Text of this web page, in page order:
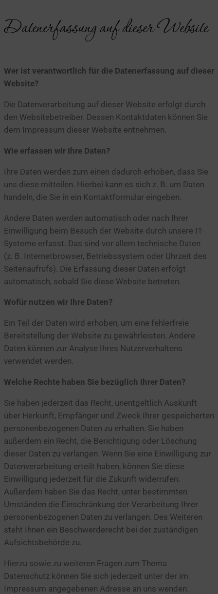
Datenerfassung auf dieser Website
Wer ist verantwortlich für die Datenerfassung auf dieser
Website?
Die Datenverarbeitung auf dieser Website erfolgt durch
den Websitebetreiber. Dessen Kontaktdaten können Sie
dem Impressum dieser Website entnehmen.
Wie erfassen wir Ihre Daten?
Ihre Daten werden zum einen dadurch erhoben, dass Sie
uns diese mitteilen. Hierbei kann es sich z. B. um Daten
handeln, die Sie in ein Kontaktformular eingeben.
Andere Daten werden automatisch oder nach Ihrer
Einwilligung beim Besuch der Website durch unsere IT-
Systeme erfasst. Das sind vor allem technische Daten
(z. B. Internetbrowser, Betriebssystem oder Uhrzeit des
Seitenaufrufs). Die Erfassung dieser Daten erfolgt
automatisch, sobald Sie diese Website betreten.
Wofür nutzen wir Ihre Daten?
Ein Teil der Daten wird erhoben, um eine fehlerfreie
Bereitstellung der Website zu gewährleisten. Andere
Daten können zur Analyse Ihres Nutzerverhaltens
verwendet werden.
Welche Rechte haben Sie bezüglich Ihrer Daten?
Sie haben jederzeit das Recht, unentgeltlich Auskunft
über Herkunft, Empfänger und Zweck Ihrer gespeicherten
personenbezogenen Daten zu erhalten. Sie haben
außerdem ein Recht, die Berichtigung oder Löschung
dieser Daten zu verlangen. Wenn Sie eine Einwilligung zur
Datenverarbeitung erteilt haben, können Sie diese
Einwilligung jederzeit für die Zukunft widerrufen.
Außerdem haben Sie das Recht, unter bestimmten
Umständen die Einschränkung der Verarbeitung Ihrer
personenbezogenen Daten zu verlangen. Des Weiteren
steht Ihnen ein Beschwerderecht bei der zuständigen
Aufsichtsbehörde zu.
Hierzu sowie zu weiteren Fragen zum Thema
Datenschutz können Sie sich jederzeit unter der im
Impressum angegebenen Adresse an uns wenden.